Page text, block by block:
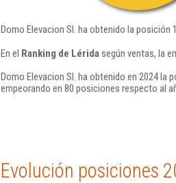
Domo Elevacion Sl. ha obtenido la posición
En el Ranking de Lérida según ventas, la
Domo Elevacion Sl. ha obtenido en 2024 la
empeorando en 80 posiciones respecto al
Evolución posiciones